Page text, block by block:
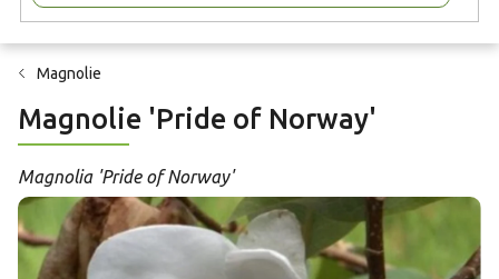
Magnolie
Magnolie 'Pride of Norway'
Magnolia 'Pride of Norway'